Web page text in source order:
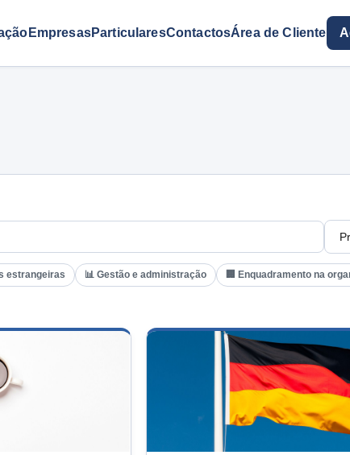
EmpresasParticularesContactosÁrea de Cliente
estrangeiras 📊 Gestão e administração 🏢 Enquadramento na